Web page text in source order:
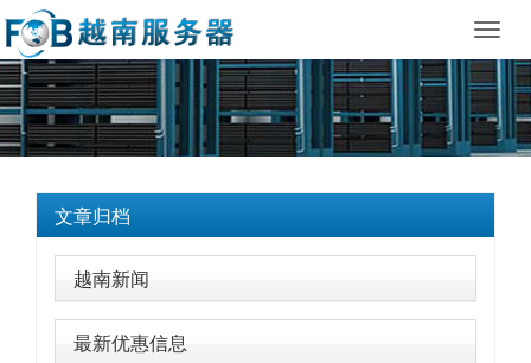
文章归档
越南新闻
最新优惠信息